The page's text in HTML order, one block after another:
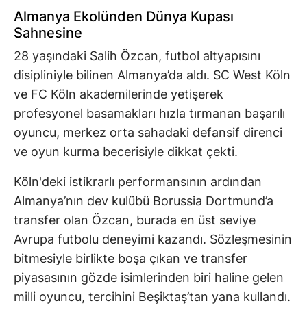
Almanya Ekolünden Dünya Kupası
Sahnesine
28 yaşındaki Salih Özcan, futbol altyapısını
disipliniyle bilinen Almanya’da aldı. SC West Köln
ve FC Köln akademilerinde yetişerek
profesyonel basamakları hızla tırmanan başarılı
oyuncu, merkez orta sahadaki defansif direnci
ve oyun kurma becerisiyle dikkat çekti.
Köln'deki istikrarlı performansının ardından
Almanya’nın dev kulübü Borussia Dortmund’a
transfer olan Özcan, burada en üst seviye
Avrupa futbolu deneyimi kazandı. Sözleşmesinin
bitmesiyle birlikte boşa çıkan ve transfer
piyasasının gözde isimlerinden biri haline gelen
milli oyuncu, tercihini Beşiktaş’tan yana kullandı.